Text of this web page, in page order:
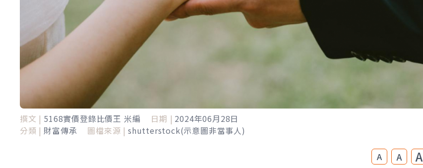
撰文 | 5168實價登錄比價王 米編 日期 | 2024年06月28日
分類 | 財富傳承 圖檔來源 | shutterstock(示意圖非當事人)
A A A